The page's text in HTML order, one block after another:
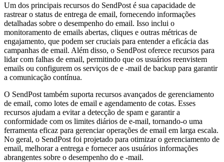
Um dos principais recursos do SendPost é sua capacidade de
rastrear o status de entrega de email, fornecendo informações
detalhadas sobre o desempenho do email. Isso inclui o
monitoramento de emails abertas, cliques e outras métricas de
engajamento, que podem ser cruciais para entender a eficácia das
campanhas de email. Além disso, o SendPost oferece recursos para
lidar com falhas de email, permitindo que os usuários reenvistem
emails ou configurem os serviços de e -mail de backup para garantir
a comunicação contínua.
O SendPost também suporta recursos avançados de gerenciamento
de email, como lotes de email e agendamento de cotas. Esses
recursos ajudam a evitar a detecção de spam e garantir a
conformidade com os limites diários de e-mail, tornando-o uma
ferramenta eficaz para gerenciar operações de email em larga escala.
No geral, o SendPost foi projetado para otimizar o gerenciamento de
email, melhorar a entrega e fornecer aos usuários informações
abrangentes sobre o desempenho do e -mail.